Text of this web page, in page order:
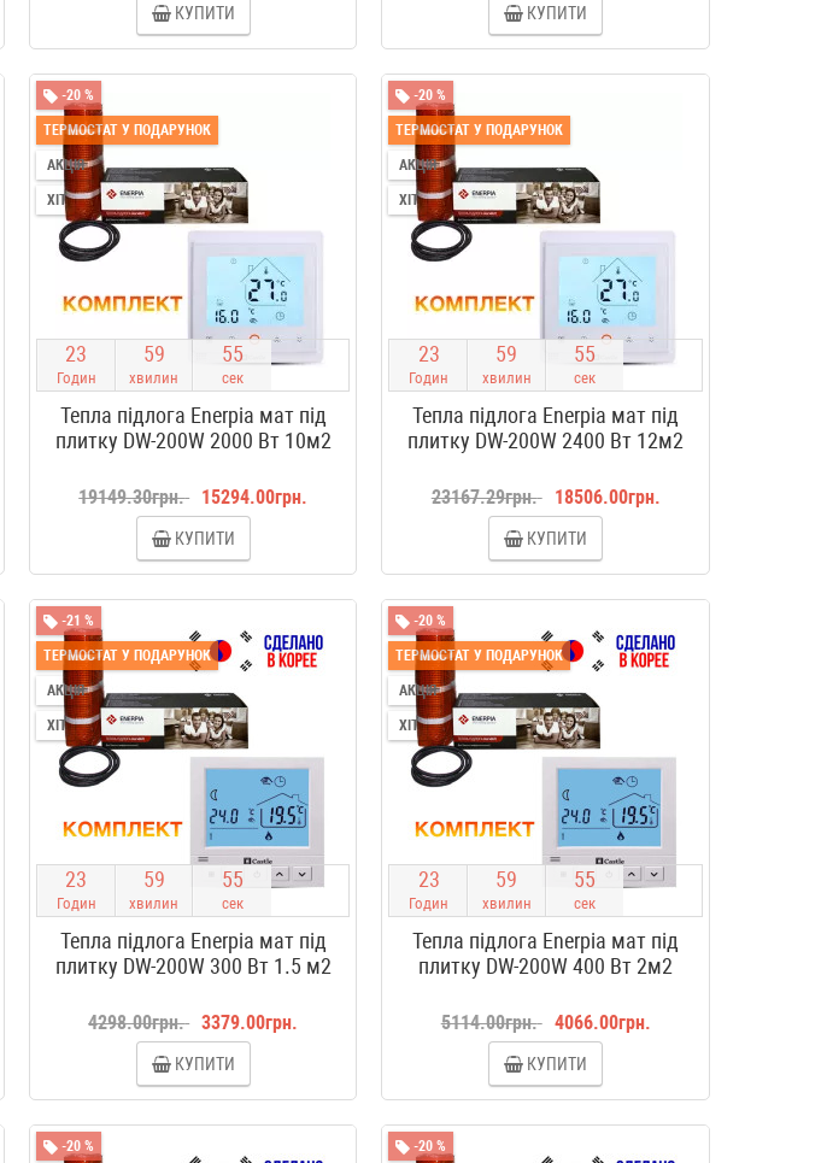
КУПИТИ КУПИТИ
-20 %
ТЕРМОСТАТ У ПОДАРУНОК
АКЦІЯ
ХІТ
23
Годин
59
хвилин
54
сек
Тепла підлога Enerpia мат під
плитку DW-200W 2000 Вт 10м2
19149.30грн. 15294.00грн.
КУПИТИ
-20 %
ТЕРМОСТАТ У ПОДАРУНОК
АКЦІЯ
ХІТ
23
Годин
59
хвилин
54
сек
Тепла підлога Enerpia мат під
плитку DW-200W 2400 Вт 12м2
23167.29грн. 18506.00грн.
КУПИТИ
-21 %
ТЕРМОСТАТ У ПОДАРУНОК
АКЦІЯ
ХІТ
23
Годин
59
хвилин
54
сек
Тепла підлога Enerpia мат під
плитку DW-200W 300 Вт 1.5 м2
4298.00грн. 3379.00грн.
КУПИТИ
-20 %
ТЕРМОСТАТ У ПОДАРУНОК
АКЦІЯ
ХІТ
23
Годин
59
хвилин
54
сек
Тепла підлога Enerpia мат під
плитку DW-200W 400 Вт 2м2
5114.00грн. 4066.00грн.
КУПИТИ
-20 % -20 %